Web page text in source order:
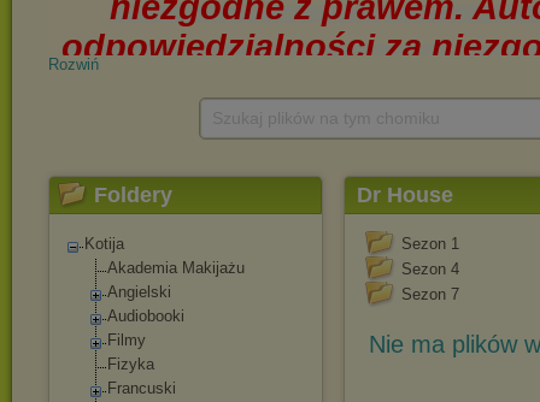
Rozwiń
Foldery
Kotija
Akademia Makijażu
Angielski
Audiobooki
Filmy
Fizyka
Francuski
Dr House
Sezon 1
Sezon 4
Sezon 7
Nie ma plików